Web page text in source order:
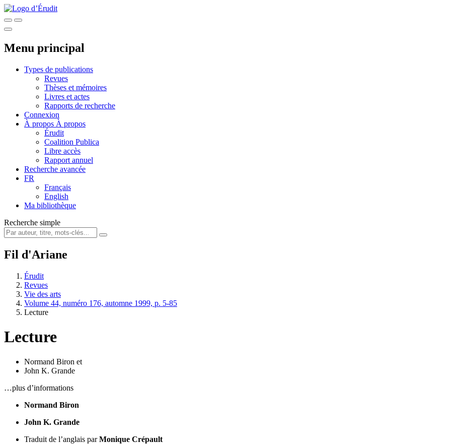
Menu principal
Types de publications
Revues
Thèses et mémoires
Livres et actes
Rapports de recherche
Connexion
À propos À propos
Érudit
Coalition Publica
Libre accès
Rapport annuel
Recherche avancée
FR
Français
English
Ma bibliothèque
Recherche simple
Fil d'Ariane
Érudit
Revues
Vie des arts
Volume 44, numéro 176, automne 1999, p. 5-85
Lecture
Lecture
Normand Biron et
John K. Grande
…plus d’informations
Normand Biron
John K. Grande
Traduit de l’anglais par Monique Crépault